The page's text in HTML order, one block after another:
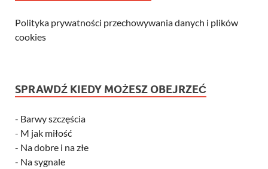
Polityka prywatności przechowywania danych i plików
cookies
SPRAWDŹ KIEDY MOŻESZ OBEJRZEĆ
- Barwy szczęścia
- M jak miłość
- Na dobre i na złe
- Na sygnale